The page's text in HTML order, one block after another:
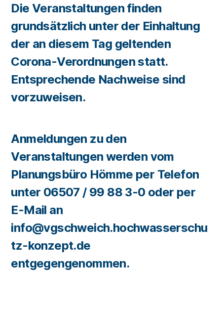
Die Veranstaltungen finden
grundsätzlich unter der Einhaltung
der an diesem Tag geltenden
Corona-Verordnungen statt.
Entsprechende Nachweise sind
vorzuweisen.
Anmeldungen zu den
Veranstaltungen werden vom
Planungsbüro Hömme per Telefon
unter 06507 / 99 88 3-0 oder per
E-Mail an
info@vgschweich.hochwasserschu
tz-konzept.de
entgegengenommen.